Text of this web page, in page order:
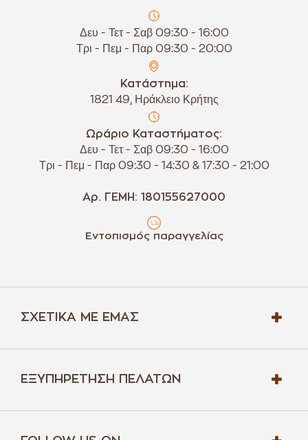
Δευ - Τετ - Σαβ 09:30 - 16:00
Τρι - Πεμ - Παρ 09:30 - 20:00
Κατάστημα:
1821 49, Ηράκλειο Κρήτης
Ωράριο Καταστήματος:
Δευ - Τετ - Σαβ 09:30 - 16:00
Τρι - Πεμ - Παρ 09:30 - 14:30 & 17:30 - 21:00
Αρ. ΓΕΜΗ: 180155627000
Εντοπισμός παραγγελίας
ΣΧΕΤΙΚΆ ΜΕ ΕΜΆΣ
ΕΞΥΠΗΡΈΤΗΣΗ ΠΕΛΑΤΏΝ